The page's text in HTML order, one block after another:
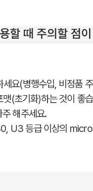
할 때 주의할 점
요(병행수입, 비정품
(초기화)하는 것이 좋
해주세요.
U3 등급 이상의